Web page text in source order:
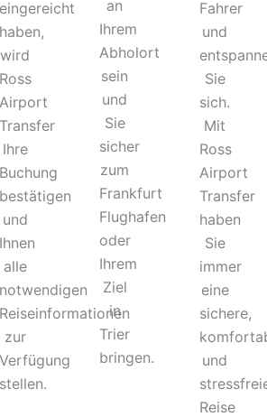
eingereicht
haben,
wird
Ross
Airport
Transfer
Ihre
Buchung
bestätigen
und
Ihnen
alle
notwendigen
Reiseinformationen
zur
Verfügung
stellen.
an
Ihrem
Abholort
sein
und
Sie
sicher
zum
Frankfurt
Flughafen
oder
Ihrem
Ziel
in
Trier
bringen.
Fahrer
und
Sie
sich.
Mit
Ross
Airport
Transfer
haben
Sie
immer
eine
sichere,
und
Reise